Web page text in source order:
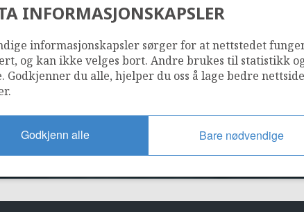
1181
INFORMASJONSKAPSLER
informasjonskapsler sørger for at nettstedet
og kan ikke velges bort. Andre brukes til statistikk
Godkjenner du alle, hjelper du oss å lage bedre
Godkjenn alle Bare nødvendige